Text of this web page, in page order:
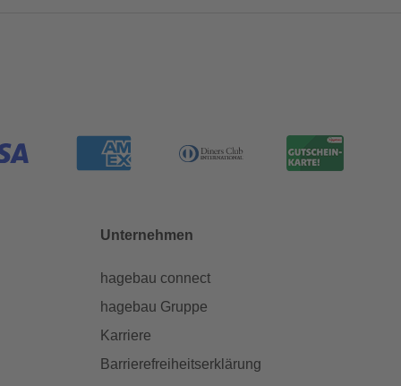
Unternehmen
hagebau connect
hagebau Gruppe
Karriere
Barrierefreiheitserklärung